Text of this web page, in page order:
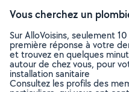
Vous cherchez un
Sur AlloVoisins, seulement
première réponse à votre
et trouvez en quelques
autour de chez vous, pour
installation sanitaire
Consultez les profils des